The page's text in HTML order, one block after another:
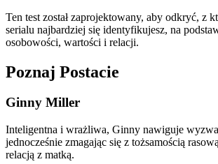
Ten test został zaprojektowany, aby odkryć, z
serialu najbardziej się identyfikujesz, na
osobowości, wartości i relacji.
Poznaj Postacie
Ginny Miller
Inteligentna i wrażliwa, Ginny nawiguje
jednocześnie zmagając się z tożsamością
relacją z matką.